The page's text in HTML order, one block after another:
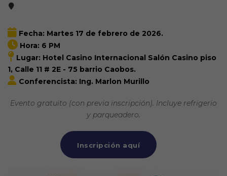
Fecha: Martes 17 de febrero de 2026.
Hora: 6 PM
Lugar: Hotel Casino Internacional Salón Casino piso
1, Calle 11 # 2E - 75 barrio Caobos.
Conferencista: Ing. Marlon Murillo
Evento gratuito (con previa inscripción). Incluye refrigerio
y parqueadero.
Inscripción aquí